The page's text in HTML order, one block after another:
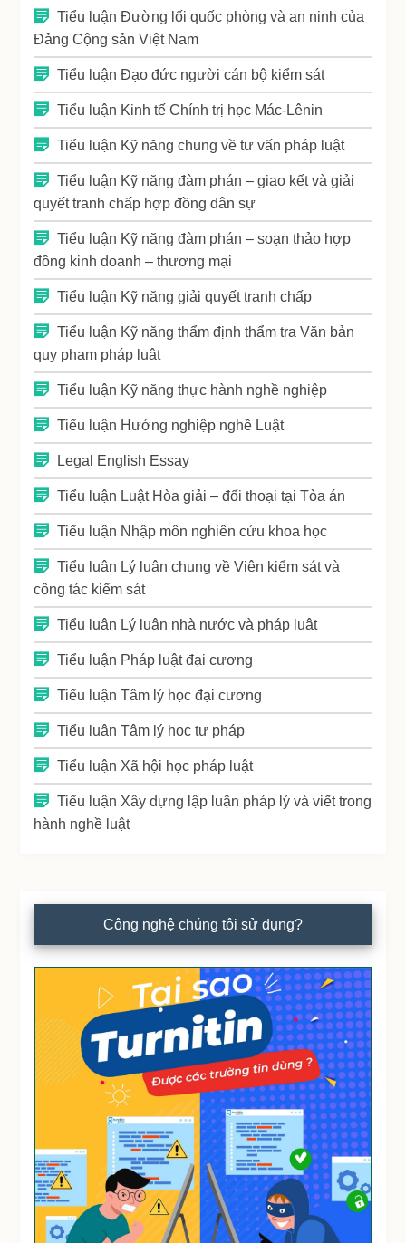
Tiểu luận Đường lối quốc phòng và an ninh của
Đảng Cộng sản Việt Nam
Tiểu luận Đạo đức người cán bộ kiểm sát
Tiểu luận Kinh tế Chính trị học Mác-Lênin
Tiểu luận Kỹ năng chung về tư vấn pháp luật
Tiểu luận Kỹ năng đàm phán – giao kết và giải
quyết tranh chấp hợp đồng dân sự
Tiểu luận Kỹ năng đàm phán – soạn thảo hợp
đồng kinh doanh – thương mại
Tiểu luận Kỹ năng giải quyết tranh chấp
Tiểu luận Kỹ năng thẩm định thẩm tra Văn bản
quy phạm pháp luật
Tiểu luận Kỹ năng thực hành nghề nghiệp
Tiểu luận Hướng nghiệp nghề Luật
Legal English Essay
Tiểu luận Luật Hòa giải – đối thoại tại Tòa án
Tiểu luận Nhập môn nghiên cứu khoa học
Tiểu luận Lý luận chung về Viện kiểm sát và
công tác kiểm sát
Tiểu luận Lý luận nhà nước và pháp luật
Tiểu luận Pháp luật đại cương
Tiểu luận Tâm lý học đại cương
Tiểu luận Tâm lý học tư pháp
Tiểu luận Xã hội học pháp luật
Tiểu luận Xây dựng lập luận pháp lý và viết trong
hành nghề luật
Công nghệ chúng tôi sử dụng?